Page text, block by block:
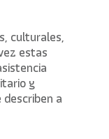
culturales,
estas
y
describen a